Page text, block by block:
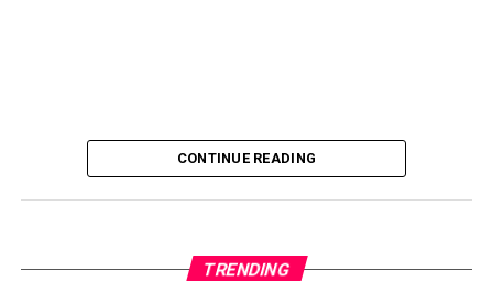
CONTINUE READING
TRENDING